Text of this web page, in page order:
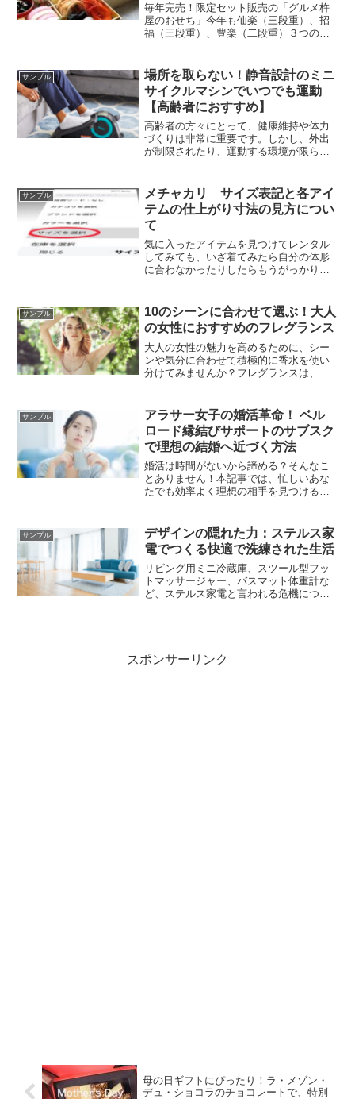
毎年完売！限定セット販売の「グルメ杵
屋のおせち」今年も仙楽（三段重）、招
福（三段重）、豊楽（二段重）３つのコ
「招福」ですね〜。
サンプル
場所を取らない！静音設計のミニ
サイクルマシンでいつでも運動
【高齢者におすすめ】
高齢者の方々にとって、健康維持や体力
づくりは非常に重要です。しかし、外出
が制限されたり、運動する環境が限られ
ンは、居住空間の小さなスペースでも効
果的なトレーニングを提供します。
サンプル
メチャカリ サイズ表記と各アイ
テムの仕上がり寸法の見方につい
て
気に入ったアイテムを見つけてレンタル
してみても、いざ着てみたら自分の体形
に合わなかったりしたらもうがっかりで
寸法をちゃんと把握した上で、注文する
アイテムのサイズを決めましょう。
サンプル
10のシーンに合わせて選ぶ！大人
の女性におすすめのフレグランス
大人の女性の魅力を高めるために、シー
ンや気分に合わせて積極的に香水を使い
分けてみませんか？フレグランスは、そ
ものを見つけることが重要です。ここで
は、日常的な10のシーンでぴったりのフ
レグランスを紹介しています。様々な香
りを使いこなすあなたは、まさに「大人
の女性」と言えます。
サンプル
アラサー女子の婚活革命！ ベル
ロード縁結びサポートのサブスク
で理想の結婚へ近づく方法
婚活は時間がないから諦める？そんなこ
とありません！本記事では、忙しいあな
たでも効率よく理想の相手を見つけるた
サンプル
デザインの隠れた力：ステルス家
電でつくる快適で洗練された生活
リビング用ミニ冷蔵庫、スツール型フッ
トマッサージャー、バスマット体重計な
ど、ステルス家電と言われる危機につい
スポンサーリンク
母の日ギフトにぴったり！ラ・メゾン・
デュ・ショコラのチョコレートで、特別